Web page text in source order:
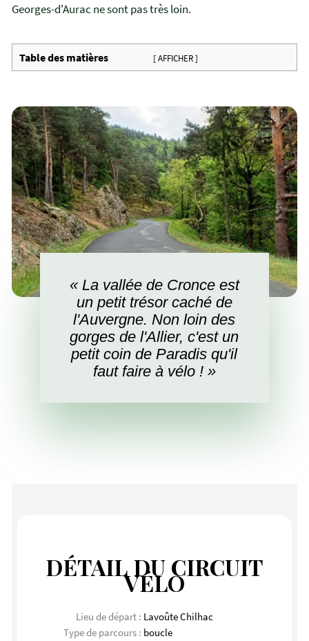
Georges-d'Aurac ne sont pas très loin.
Table des matières [ AFFICHER ]
« La vallée de Cronce est
un petit trésor caché de
l'Auvergne. Non loin des
gorges de l'Allier, c'est un
petit coin de Paradis qu'il
faut faire à vélo ! »
DÉTAIL DU CIRCUIT
VÉLO
Lieu de départ : Lavoûte Chilhac
Type de parcours : boucle